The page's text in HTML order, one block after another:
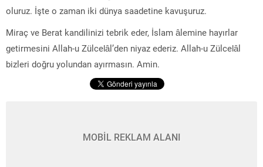
oluruz. İşte o zaman iki dünya saadetine kavuşuruz.
Miraç ve Berat kandilinizi tebrik eder, İslam âlemine hayırlar
getirmesini Allah-u Zülcelâl’den niyaz ederiz. Allah-u Zülcelâl
bizleri doğru yolundan ayırmasın. Amin.
MOBİL REKLAM ALANI